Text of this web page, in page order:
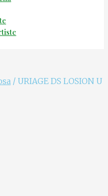
/ URIAGE DS LOSION U